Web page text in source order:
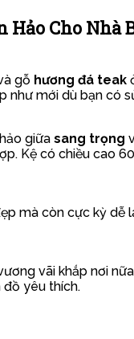
Hảo Cho Nhà
gỗ hương đá teak
như mới dù bạn có
giữa sang trọng
Kệ có chiều cao
mà còn cực kỳ dễ
vãi khắp nơi
đồ yêu thích.